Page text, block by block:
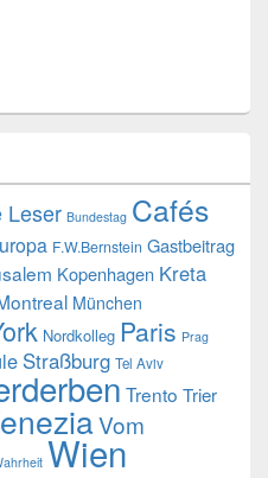
Leser Bundestag Cafés
F.W.Bernstein Gastbeitrag
Kopenhagen Kreta
München
Nordkolleg Paris Prag
Straßburg Tel Aviv
Trento Trier
Vom
Wien